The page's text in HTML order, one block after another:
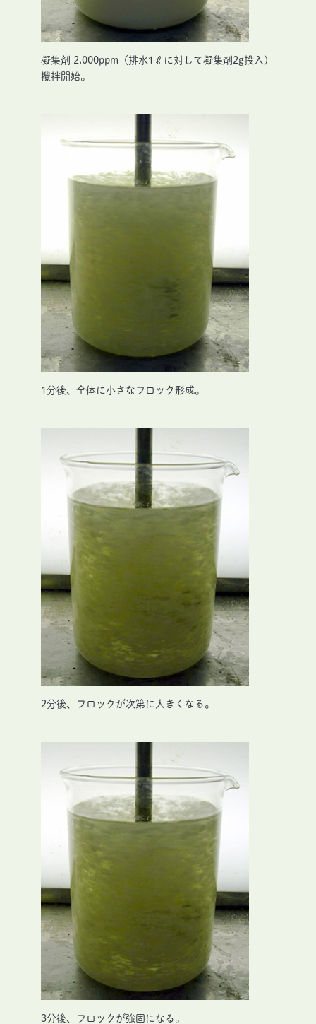
凝集剤 2,000ppm（排水1ℓに対して凝集剤2g投入）
攪拌開始。
1分後、全体に小さなフロック形成。
2分後、フロックが次第に大きくなる。
3分後、フロックが強固になる。